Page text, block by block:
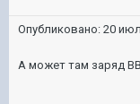
Опубликовано: 20
А может там заряд